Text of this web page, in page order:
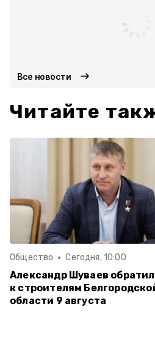
Все новости
Читайте
Общество Сегодня, 10:00
Александр Шуваев
к строителям
области 9 августа